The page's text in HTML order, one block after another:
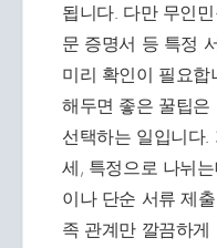
됩니다. 다만 무인
문 증명서 등 특정
미리 확인이 필요
해두면 좋은 꿀팁
선택하는 일입니다
세, 특정으로 나뉘
이나 단순 서류 제
족 관계만 깔끔하